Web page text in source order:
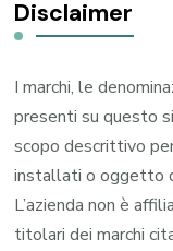
Disclaimer
I marchi, le
presenti su questo
scopo descrittivo
installati o oggetto
L’azienda non è
titolari dei marchi